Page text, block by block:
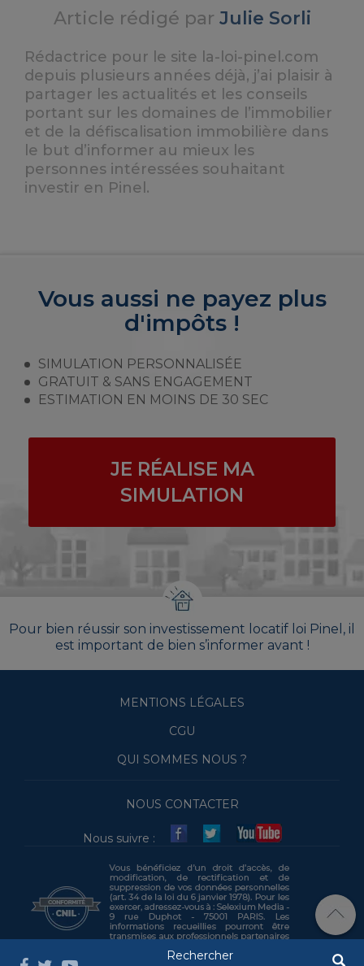
Article rédigé par Julie Sorli
Rédactrice pour le site la-loi-pinel.com
depuis plusieurs années déjà, j’ai plaisir à
partager les actualités et les conseils
portant sur les domaines de l’immobilier
et de la défiscalisation immobilière dans
le but d’informer au mieux les
personnes intéressées souhaitant
investir en Pinel.
Vous aussi ne payez plus
d'impôts !
SIMULATION PERSONNALISÉE
GRATUIT & SANS ENGAGEMENT
ESTIMATION EN MOINS DE 30 SEC
JE RÉALISE MA
SIMULATION
Pour bien réussir son investissement locatif loi Pinel, il
est important de bien s’informer avant !
MENTIONS LÉGALES
CGU
QUI SOMMES NOUS ?
NOUS CONTACTER
Nous suivre :